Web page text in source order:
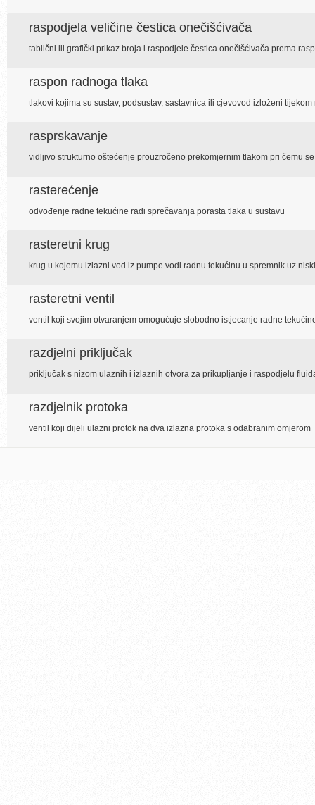
raspodjela veličine čestica onečišćivača
tablični ili grafički prikaz broja i raspodjele čestica onečišćivača prema
raspon radnoga tlaka
tlakovi kojima su sustav, podsustav, sastavnica ili cjevovod izloženi tijekom
rasprskavanje
vidljivo strukturno oštećenje prouzročeno prekomjernim tlakom pri čemu
rasterećenje
odvođenje radne tekućine radi sprečavanja porasta tlaka u sustavu
rasteretni krug
krug u kojemu izlazni vod iz pumpe vodi radnu tekućinu u spremnik uz
rasteretni ventil
ventil koji svojim otvaranjem omogućuje slobodno istjecanje radne
razdjelni priključak
priključak s nizom ulaznih i izlaznih otvora za prikupljanje i raspodjelu
razdjelnik protoka
ventil koji dijeli ulazni protok na dva izlazna protoka s odabranim omjerom